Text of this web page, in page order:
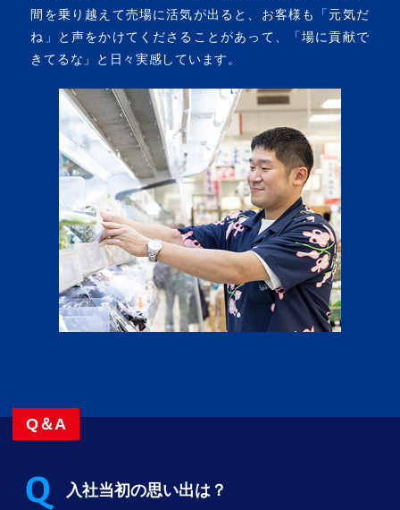
間を乗り越えて売場に活気が出ると、お客様も「元気だ
ね」と声をかけてくださることがあって、「場に貢献で
きてるな」と日々実感しています。
Q＆A
入社当初の思い出は？